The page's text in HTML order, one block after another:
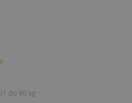
do 90 kg